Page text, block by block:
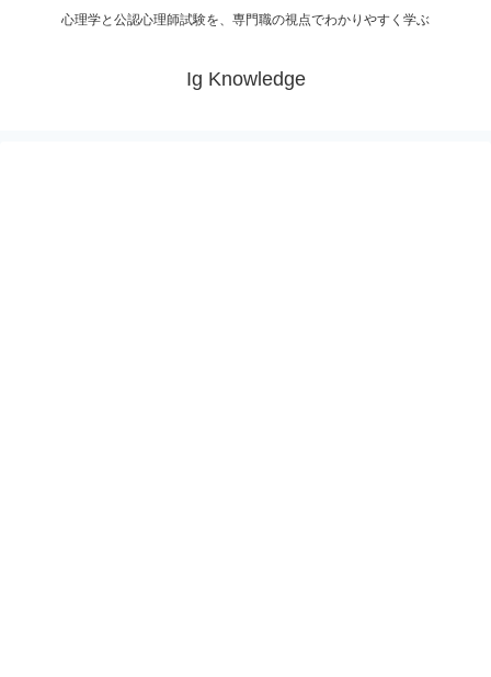
心理学と公認心理師試験を、専門職の視点でわかりやすく学ぶ
Ig Knowledge